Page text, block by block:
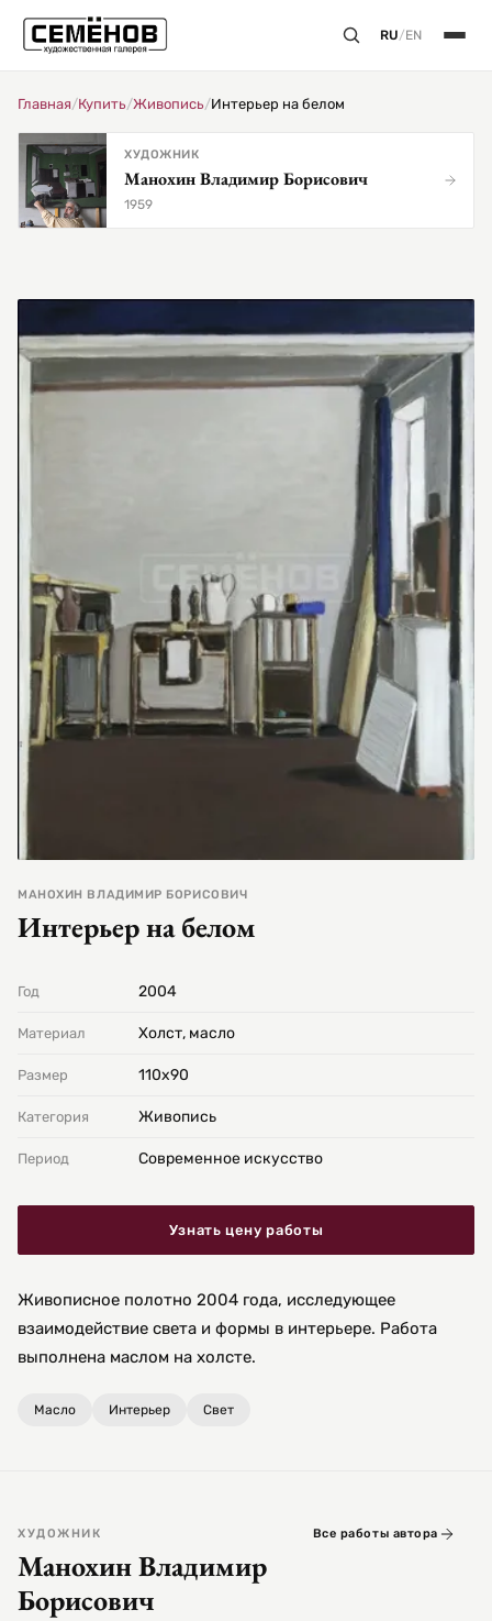
RU/EN
Главная/Купить/Живопись/Интерьер на белом
ХУДОЖНИК
Манохин Владимир Борисович
1959
МАНОХИН ВЛАДИМИР БОРИСОВИЧ
Интерьер на белом
Год 2004
Материал Холст, масло
Размер 110х90
Категория Живопись
Период Современное искусство
Узнать цену работы
Живописное полотно 2004 года, исследующее
взаимодействие света и формы в интерьере. Работа
выполнена маслом на холсте.
Масло Интерьер Свет
ХУДОЖНИК
Манохин Владимир
Борисович
Все работы автора